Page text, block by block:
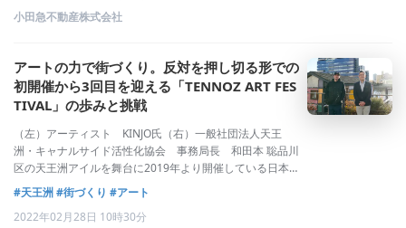
小田急不動産株式会社
アートの力で街づくり。反対を押し切る形での
初開催から3回目を迎える「TENNOZ ART FES
TIVAL」の歩みと挑戦
（左）アーティスト KINJO氏（右）一般社団法人天王
洲・キャナルサイド活性化協会 事務局長 和田本 聡品川
区の天王洲アイルを舞台に2019年より開催している日本文
化醸成イベント「TENNOZ ART FESTIVAL 2021」が、
2022年3月1日（火）〜3月31日（木）の約1カ月間、開催
されま
#天王洲#街づくり #アート
2022年02月28日 10時30分